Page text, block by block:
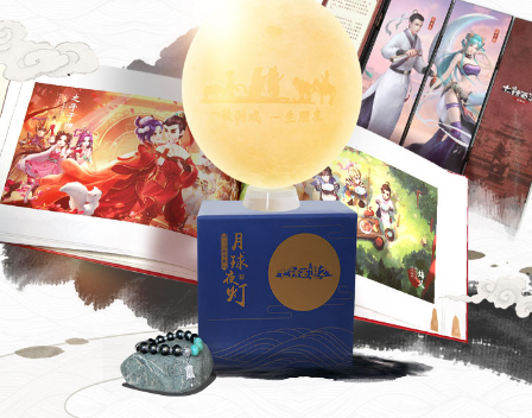
经典版
2018鎏